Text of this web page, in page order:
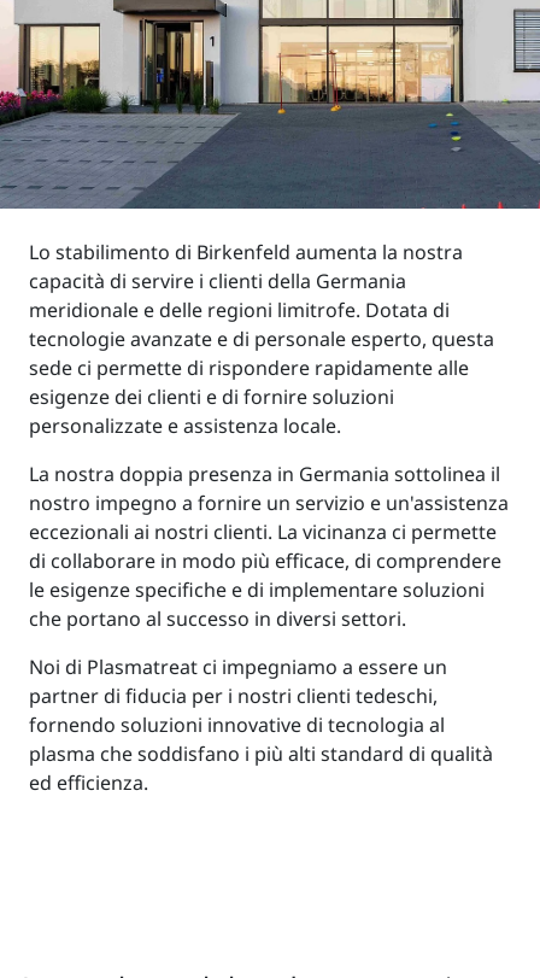
Lo stabilimento di Birkenfeld aumenta la nostra
capacità di servire i clienti della Germania
meridionale e delle regioni limitrofe. Dotata di
tecnologie avanzate e di personale esperto, questa
sede ci permette di rispondere rapidamente alle
esigenze dei clienti e di fornire soluzioni
personalizzate e assistenza locale.
La nostra doppia presenza in Germania sottolinea il
nostro impegno a fornire un servizio e un'assistenza
eccezionali ai nostri clienti. La vicinanza ci permette
di collaborare in modo più efficace, di comprendere
le esigenze specifiche e di implementare soluzioni
che portano al successo in diversi settori.
Noi di Plasmatreat ci impegniamo a essere un
partner di fiducia per i nostri clienti tedeschi,
fornendo soluzioni innovative di tecnologia al
plasma che soddisfano i più alti standard di qualità
ed efficienza.